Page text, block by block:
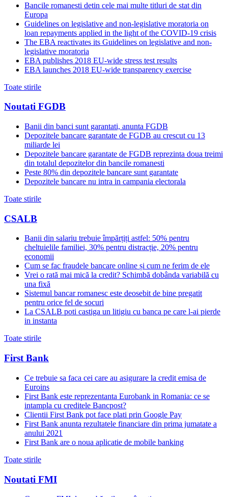
Bancile romanesti detin cele mai multe titluri de stat din
Europa
Guidelines on legislative and non-legislative moratoria on
loan repayments applied in the light of the COVID-19 crisis
The EBA reactivates its Guidelines on legislative and non-
legislative moratoria
EBA publishes 2018 EU-wide stress test results
EBA launches 2018 EU-wide transparency exercise
Toate stirile
Noutati FGDB
Banii din banci sunt garantati, anunta FGDB
Depozitele bancare garantate de FGDB au crescut cu 13
miliarde lei
Depozitele bancare garantate de FGDB reprezinta doua treimi
din totalul depozitelor din bancile romanesti
Peste 80% din depozitele bancare sunt garantate
Depozitele bancare nu intra in campania electorala
Toate stirile
CSALB
Banii din salariu trebuie împărțiți astfel: 50% pentru
cheltuielile familiei, 30% pentru distracție, 20% pentru
economii
Cum se fac fraudele bancare online și cum ne ferim de ele
Vrei o rată mai mică la credit? Schimbă dobânda variabilă cu
una fixă
Sistemul bancar romanesc este deosebit de bine pregatit
pentru orice fel de socuri
La CSALB poti castiga un litigiu cu banca pe care l-ai pierde
in instanta
Toate stirile
First Bank
Ce trebuie sa faca cei care au asigurare la credit emisa de
Euroins
First Bank este reprezentanta Eurobank in Romania: ce se
intampla cu creditele Bancpost?
Clientii First Bank pot face plati prin Google Pay
First Bank anunta rezultatele financiare din prima jumatate a
anului 2021
First Bank are o noua aplicatie de mobile banking
Toate stirile
Noutati FMI